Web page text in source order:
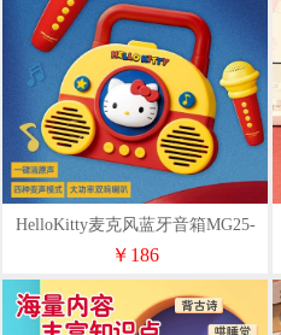
HelloKitty麦克风蓝牙音箱MG25-
68
￥186